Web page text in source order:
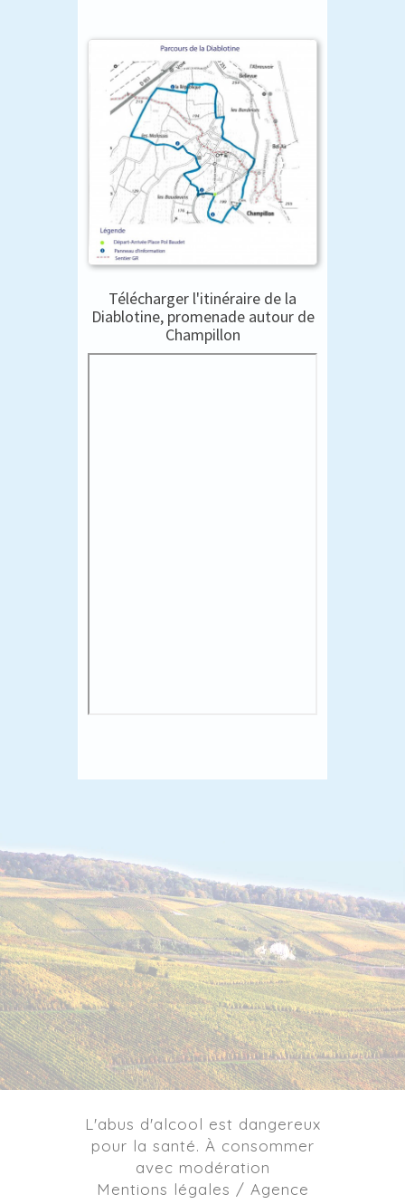
Télécharger l'itinéraire de la
Diablotine, promenade autour de
Champillon
L'abus d'alcool est dangereux
pour la santé. À consommer
avec modération
Mentions légales / Agence